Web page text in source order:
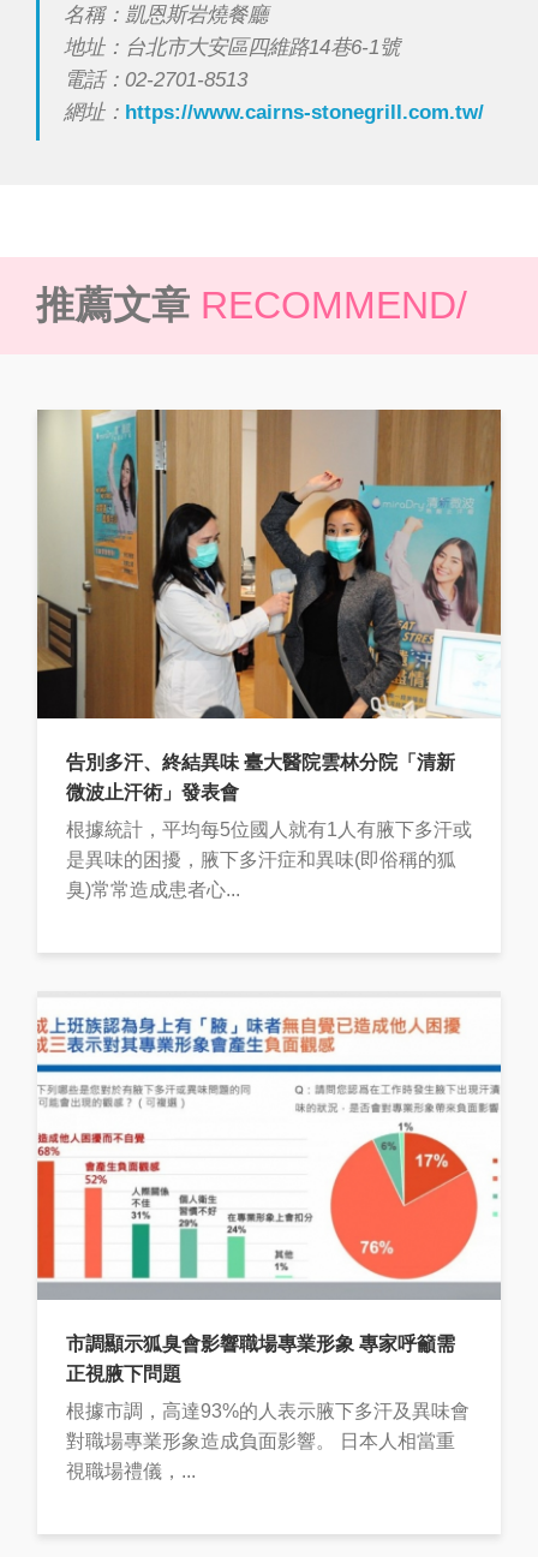
名稱：凱恩斯岩燒餐廳
地址：台北市大安區四維路14巷6-1號
電話：02-2701-8513
網址： https://www.cairns-stonegrill.com.tw/
推薦文章 RECOMMEND/
告別多汗、終結異味 臺大醫院雲林分院「清新
微波止汗術」發表會
根據統計，平均每5位國人就有1人有腋下多汗或
是異味的困擾，腋下多汗症和異味(即俗稱的狐
臭)常常造成患者心...
市調顯示狐臭會影響職場專業形象 專家呼籲需
正視腋下問題
根據市調，高達93%的人表示腋下多汗及異味會
對職場專業形象造成負面影響。 日本人相當重
視職場禮儀，...